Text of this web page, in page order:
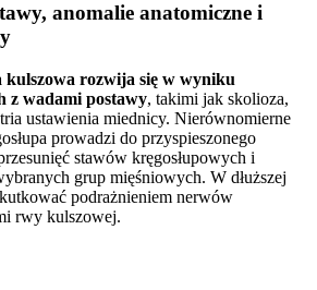
anomalie anatomiczne i
kulszowa rozwija się w wyniku
z wadami postawy, takimi jak skolioza,
ustawienia miednicy. Nierównomierne
prowadzi do przyspieszonego
stawów kręgosłupowych i
grup mięśniowych. W dłuższej
podrażnieniem nerwów
rwy kulszowej.